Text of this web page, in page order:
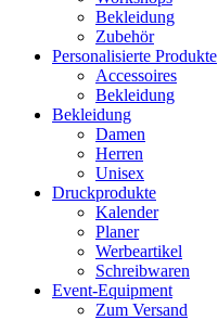
Bekleidung
Zubehör
Personalisierte Produkte
Accessoires
Bekleidung
Bekleidung
Damen
Herren
Unisex
Druckprodukte
Kalender
Planer
Werbeartikel
Schreibwaren
Event-Equipment
Zum Versand